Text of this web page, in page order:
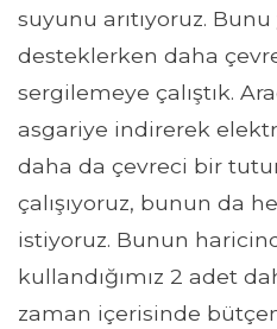
suyunu arıtıyoruz.
desteklerken daha
sergilemeye çalıştık.
asgariye indirerek
daha da çevreci bir
çalışıyoruz, bunun da
istiyoruz. Bunun
kullandığımız 2 adet
zaman içerisinde